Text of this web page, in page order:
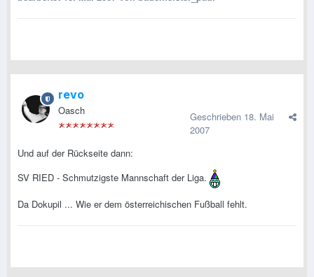
revo
Oasch Geschrieben 18. Mai
2007
Und auf der Rückseite dann:
SV RIED - Schmutzigste Mannschaft der Liga.
Da Dokupil ... Wie er dem österreichischen Fußball fehlt.